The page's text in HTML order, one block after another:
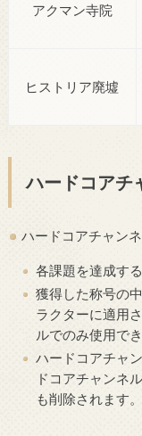
アクマン寺院
ヒストリア廃墟
ハードコアチ
ハードコアチャン
各課題を達成す
獲得した称号の
ラクターに適用
ルでのみ使用でき
ハードコアチャ
ドコアチャンネ
も削除されます。